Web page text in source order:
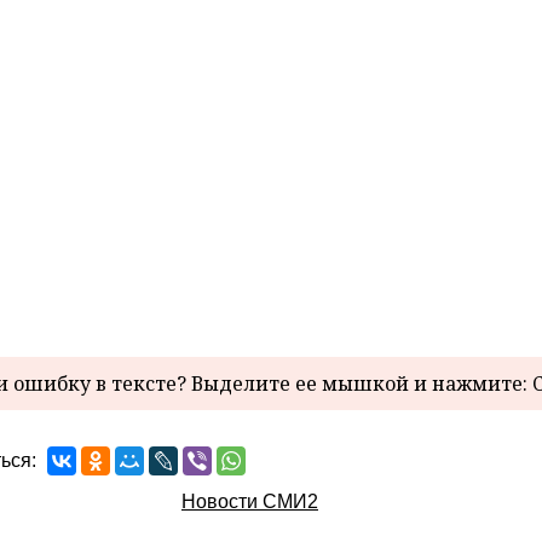
в тексте? Выделите ее мышкой и нажмите:
Новости СМИ2